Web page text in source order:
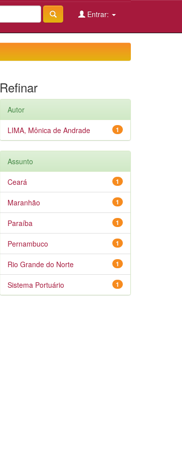
Entrar:
Refinar
Autor
1
LIMA, Mônica de Andrade
Assunto
1
Ceará
1
Maranhão
1
Paraíba
1
Pernambuco
1
Rio Grande do Norte
1
Sistema Portuário